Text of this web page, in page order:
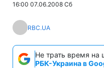
16:00 07.06.2008 Сб
RBC.UA
Не трать время на
РБК-Украина в